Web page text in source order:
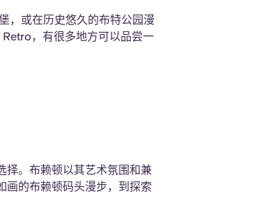
，或在历史悠久的布特公园漫
，有很多地方可以品尝一
择。布赖顿以其艺术氛围和兼
画的布赖顿码头漫步，到探索